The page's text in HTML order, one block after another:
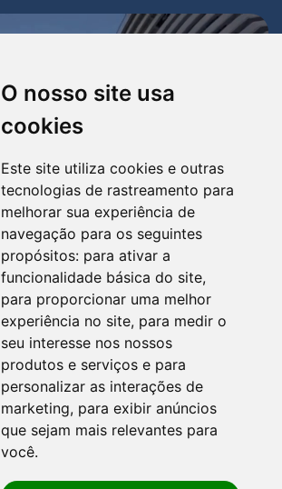
O nosso site usa
cookies
Este site utiliza cookies e outras
tecnologias de rastreamento para
melhorar sua experiência de
navegação para os seguintes
propósitos: para ativar a
funcionalidade básica do site,
para proporcionar uma melhor
experiência no site, para medir o
seu interesse nos nossos
produtos e serviços e para
personalizar as interações de
marketing, para exibir anúncios
que sejam mais relevantes para
você.